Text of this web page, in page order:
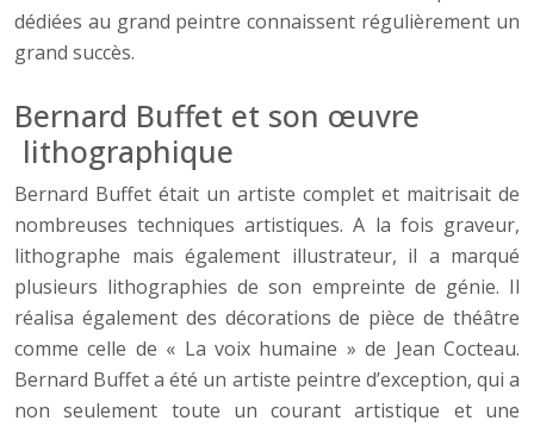
dédiées au grand peintre connaissent régulièrement un
grand succès.
Bernard Buffet et son œuvre
lithographique
Bernard Buffet était un artiste complet et maitrisait de
nombreuses techniques artistiques. A la fois graveur,
lithographe mais également illustrateur, il a marqué
plusieurs lithographies de son empreinte de génie. Il
réalisa également des décorations de pièce de théâtre
comme celle de « La voix humaine » de Jean Cocteau.
Bernard Buffet a été un artiste peintre d’exception, qui a
non seulement toute un courant artistique et une